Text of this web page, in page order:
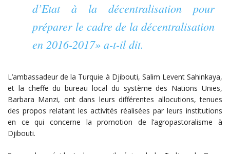
d’Etat à la décentralisation pour
préparer le cadre de la décentralisation
en 2016-2017» a-t-il dit.
L’ambassadeur de la Turquie à Djibouti, Salim Levent Sahinkaya,
et la cheffe du bureau local du système des Nations Unies,
Barbara Manzi, ont dans leurs différentes allocutions, tenues
des propos relatant les activités réalisées par leurs institutions
en ce qui concerne la promotion de l’agropastoralisme à
Djibouti.